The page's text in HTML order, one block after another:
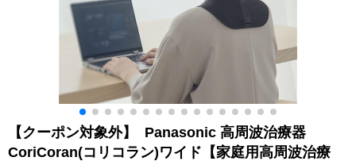
【クーポン対象外】 Panasonic 高周波治療器
CoriCoran(コリコラン)ワイド【家庭用高周波治療